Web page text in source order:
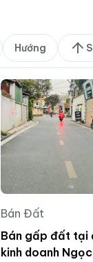
Hướng
Bán Đất
Bán gấp đất tại
kinh doanh